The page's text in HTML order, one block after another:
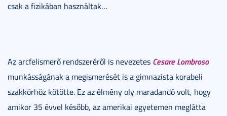
csak a fizikában használtak…
Az arcfelismerő rendszeréről is nevezetes Cesare Lombroso
munkásságának a megismerését is a gimnazista korabeli
szakkörhöz kötötte. Ez az élmény oly maradandó volt, hogy
amikor 35 évvel később, az amerikai egyetemen meglátta